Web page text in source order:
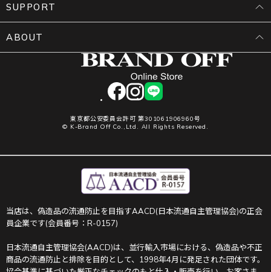
facebookinstagram
LINE
東京都公安委員会許可 第301061906960号
© K-Brand Off Co.,Ltd. All Rights Reserved.
SUPPORT
ABOUT
当店は、偽造品の流通防止を目指すAACD(日本流通自主管理協会)の正会
員企業です(会員番号：R-0157)
日本流通自主管理協会(AACD)は、並行輸入市場における、偽造品や不正
商品の流通防止と排除を目的として、1998年4月に発足された団体です。